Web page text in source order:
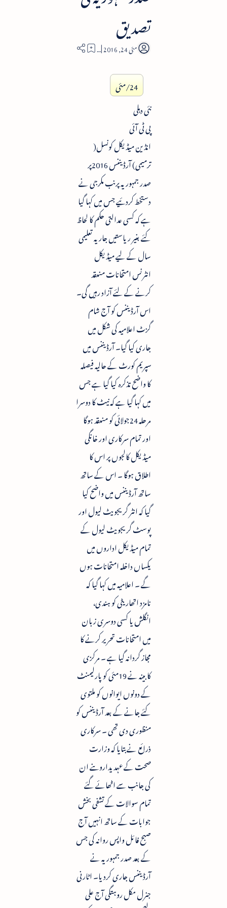
تصدیق
3
24/مئی
نئی دہلی
پی ٹی آئی
انڈین میڈیکل کونسل(
ترمیمی) آرڈیننس 2016پر
صدر جمہوریہ پرنب مکرجی نے
دستخط کردئیے جس میں کہا گیا
ہے کہ کسی عدالتی حکم کا لحاظ
کئے بغیر ریاستیں جاریہ تعلیمی
سال کے لیے میڈیکل
انٹرنس امتحانات منعقد
کرنے کے لئے آزاد رہیں گی۔
اس آرڈیننس کو آج شام
گزٹ اعلامیہ کی شکل میں
جاری کیا گیا۔ آرڈیننس میں
سپریم کورٹ کے حالیہ فیصلہ
کا واضح تذکرہ کیا گیا ہے جس
میں کہا گیا ہے کہ نیٹ کا دوسرا
مرحلہ 24جولائی کو منعقد ہوگا
اور تمام سرکاری اور خانگی
میڈیکل کالجوں پر اس کا
اطلاق ہوگا ۔ اس کے ساتھ
ساتھ آرڈیننس میں واضح کیا
گیا کہ انٹر گریجویٹ لیول اور
پوسٹ گریجویٹ لیول کے
تمام میڈیکل اداروں میں
یکساں داخلہ امتحانات ہوں
گے ۔ اعلامیہ میں کہا گیا کہ
نامزد اتھاریٹی کو ہندی،
انگلش یا کسی دوسری زبان
میں امتحانات تحریر کرنے کا
مجاز گردانہ گیا ہے ۔ مرکزی
کابینہ نے 19مئی کو پارلیمنٹ
کے دونوں ایوانوں کو ملتوی
کئے جانے کے بعد آرڈیننس کو
منظوری دی تھی ۔ سرکاری
ذرائع نے بتایا کہ وزارت
صحت کے عہدیداروںنے ان
کی جانب سے اٹھائے گئے
تمام سوالات کے تشفی بخش
جوابات کے ساتھ انہیں آج
صبح فائل واپس روانہ کی جس
کے بعد صدر جمہوریہ نے
آرڈیننس جاری کردیا۔ اٹارنی
جنرل مکل روہتگی آج علی